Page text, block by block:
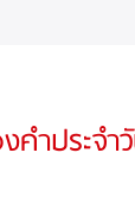
คำประจ